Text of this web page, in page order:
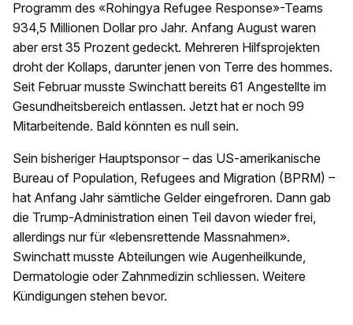
Programm des «Rohingya Refugee Response»-Teams
934,5 Millionen Dollar pro Jahr. Anfang August waren
aber erst 35 Prozent gedeckt. Mehreren Hilfsprojekten
droht der Kollaps, darunter jenen von Terre des hommes.
Seit Februar musste Swinchatt bereits 61 Angestellte im
Gesundheitsbereich entlassen. Jetzt hat er noch 99
Mitarbeitende. Bald könnten es null sein.
Sein bisheriger Hauptsponsor – das US-amerikanische
Bureau of Population, Refugees and Migration (BPRM) –
hat Anfang Jahr sämtliche Gelder eingefroren. Dann gab
die Trump-Administration einen Teil davon wieder frei,
allerdings nur für «lebensrettende Massnahmen».
Swinchatt musste Abteilungen wie Augenheilkunde,
Dermatologie oder Zahnmedizin schliessen. Weitere
Kündigungen stehen bevor.